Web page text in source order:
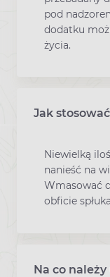
pod
dodatku
życia.
Jak
Niewielką
nanieść na
Wmasować
obficie
Na co